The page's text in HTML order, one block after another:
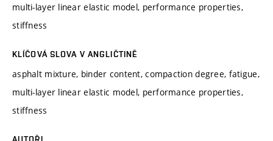
multi-layer linear elastic model, performance properties,
stiffness
KLÍČOVÁ SLOVA V ANGLIČTINĚ
asphalt mixture, binder content, compaction degree, fatigue,
multi-layer linear elastic model, performance properties,
stiffness
AUTOŘI